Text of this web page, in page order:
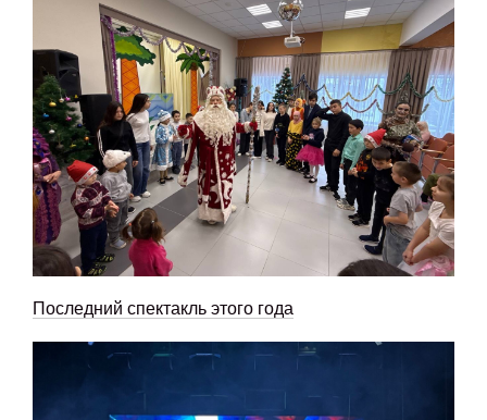
Последний спектакль этого года